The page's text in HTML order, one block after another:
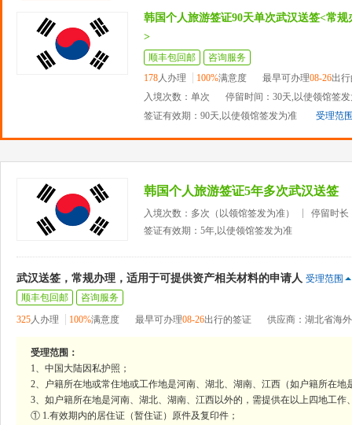
韩国个人旅游签证90天单次武汉送签<常
>
顺丰包回邮
咨询服务
178人办理 100%满意度 最早可办理08-26出
入境次数：单次
停留时间：30天,以使领馆签
签证有效期：90天,以使领馆签发为准
受理范
韩国个人旅游签证5年多次武汉送签
入境次数：多次（以领馆签发为准）
停留时长
签证有效期：5年,以使领馆签发为准
武汉送签，常规办理，适用于可提供资产相关材料的申请人 受理范围
顺丰包回邮
咨询服务
325人办理 100%满意度 最早可办理08-26出行的签证 供应商：湖北省海外
受理范围：
1、中国大陆因私护照；
2、户籍所在地或常住地或工作地是河南、湖北、湖南、江西（如户籍所在
3、如户籍所在地是河南、湖北、湖南、江西以外的，需提供在以上四地工
① 1.有效期内的居住证（暂住证）原件及复印件；